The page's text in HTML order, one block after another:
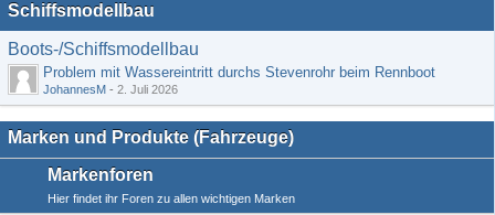
Schiffsmodellbau
Boots-/Schiffsmodellbau
Problem mit Wassereintritt durchs Stevenrohr beim Rennboot
JohannesM - 2. Juli 2026
Marken und Produkte (Fahrzeuge)
Markenforen
Hier findet ihr Foren zu allen wichtigen Marken